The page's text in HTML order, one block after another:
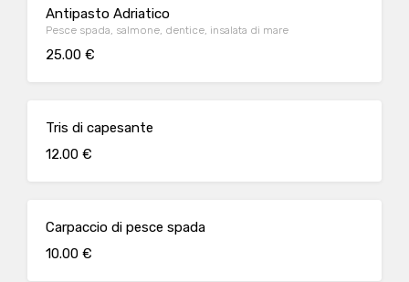
Antipasto Adriatico
Pesce spada, salmone, dentice, insalata di mare
25.00 €
Tris di capesante
12.00 €
Carpaccio di pesce spada
10.00 €